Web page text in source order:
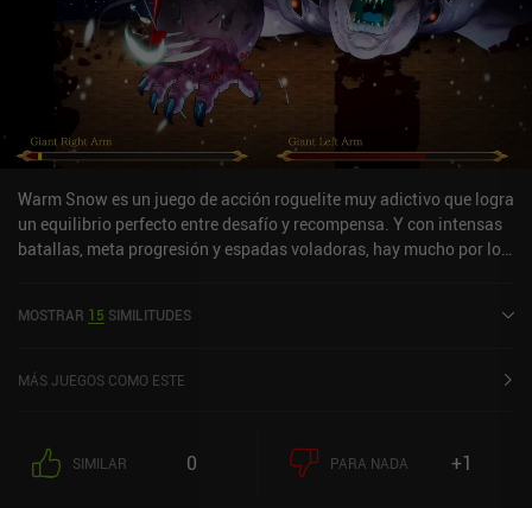
Warm Snow es un juego de acción roguelite muy adictivo que logra
un equilibrio perfecto entre desafío y recompensa. Y con intensas
batallas, meta progresión y espadas voladoras, hay mucho por lo
comienza a caer del cielo. Pero espera, ¿y si te dijera que la nieve
disponemos a luchar a través de niveles generados
vivientes y a castigadores jefes en un adictivo ciclo de intensos
combates mientras nos hacemos cada vez más poderosos. Hasta
MOSTRAR 15 SIMILITUDES
MÁS JUEGOS COMO ESTE
SIMILAR 0 PARA NADA +1